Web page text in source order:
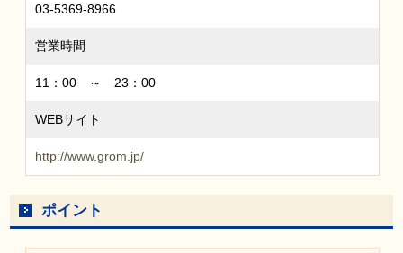
03-5369-8966
営業時間
11：00 ～ 23：00
WEBサイト
http://www.grom.jp/
ポイント